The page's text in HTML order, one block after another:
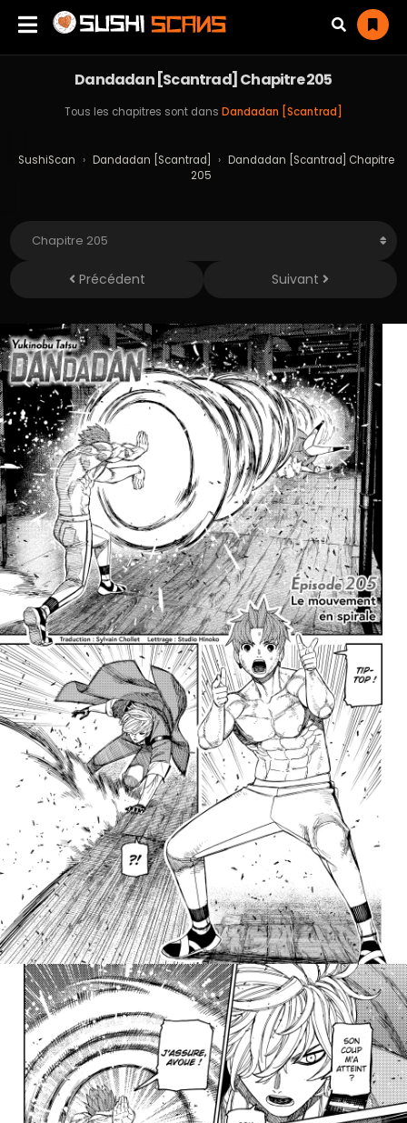
Dandadan [Scantrad] Chapitre 205
Tous les chapitres sont dans Dandadan [Scantrad]
SushiScan › Dandadan [Scantrad] › Dandadan [Scantrad] Chapitre
205
Précédent Suivant